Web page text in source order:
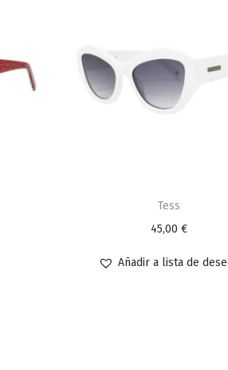
Tess
45,00 €
Añadir a lista de